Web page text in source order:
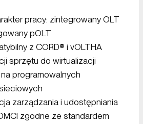
pracy: zintegrowany OLT
pOLT
z CORD® i vOLTHA
sprzętu do wirtualizacji
programowalnych
zarządzania i udostępniania
zgodne ze standardem